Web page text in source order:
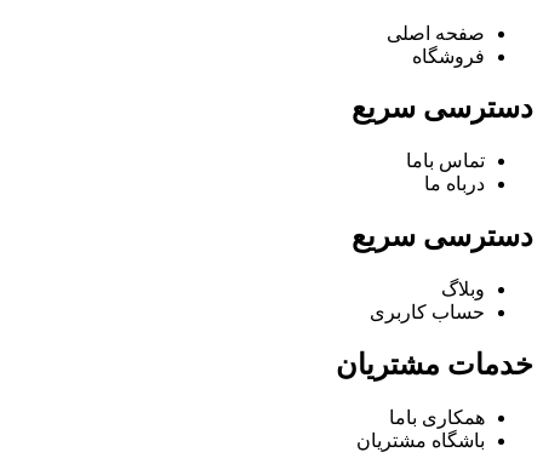
صفحه اصلی
فروشگاه
دسترسی سریع
تماس باما
درباه ما
دسترسی سریع
وبلاگ
حساب کاربری
خدمات مشتریان
همکاری باما
باشگاه مشتریان